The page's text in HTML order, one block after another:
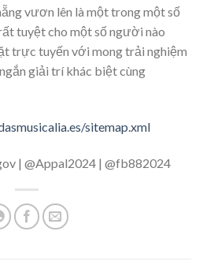
vươn lên là một trong một số
tuyệt cho một số người nào
trực tuyến với mong trải nghiệm
giải trí khác biệt cùng
sitemap.xml
| @Appal2024 | @fb882024